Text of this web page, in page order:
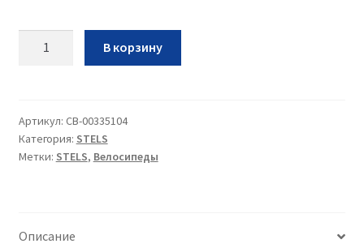
375
28•2024•мятный•20•28
В корзину
Артикул: CB-00335104
Категория: STELS
Метки: STELS, Велосипеды
Описание